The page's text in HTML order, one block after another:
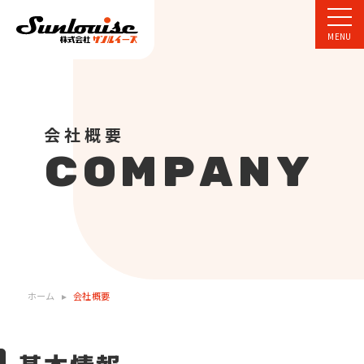
会社概要
COMPANY
ホーム 会社概要